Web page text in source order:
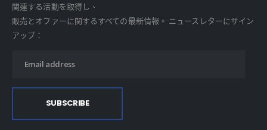
関連する活動を取得し、
販売とオファーに関するすべての最新情報。 ニュースレターにサイン
アップ：